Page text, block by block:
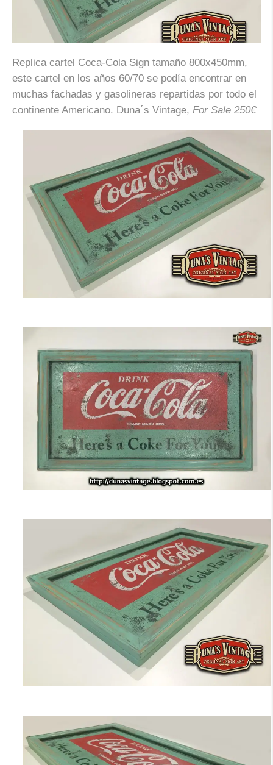
Replica cartel Coca-Cola Sign tamaño 800x450mm,
este cartel en los años 60/70 se podía encontrar en
muchas fachadas y gasolineras repartidas por todo el
continente Americano. Duna´s Vintage, For Sale 250€